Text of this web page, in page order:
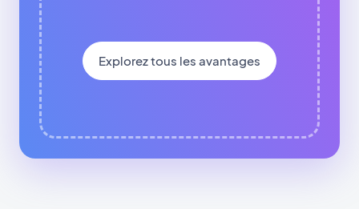
Explorez tous les avantages